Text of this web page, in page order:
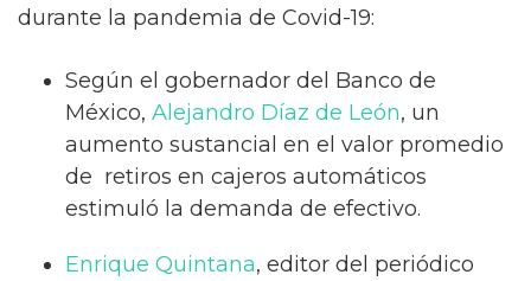
durante la pandemia de Covid-19:
Según el gobernador del Banco de
México, Alejandro Díaz de León, un
aumento sustancial en el valor promedio
de retiros en cajeros automáticos
estimuló la demanda de efectivo.
Enrique Quintana, editor del periódico